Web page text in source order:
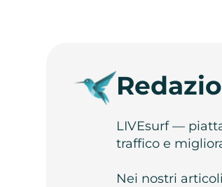
LIVEsurf —
traffico e
Nei nostri